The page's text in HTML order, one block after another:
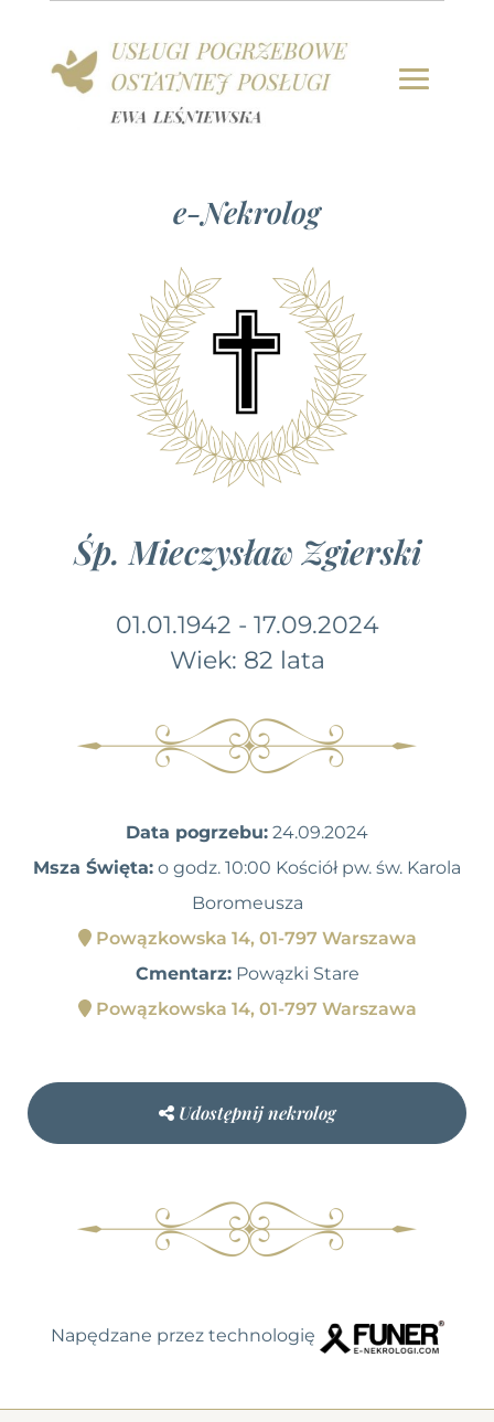
e-Nekrolog
Śp. Mieczysław Zgierski
01.01.1942 - 17.09.2024
Wiek: 82 lata
Data pogrzebu: 24.09.2024
Msza Święta: o godz. 10:00 Kościół pw. św. Karola
Boromeusza
Powązkowska 14, 01-797 Warszawa
Cmentarz:Powązki Stare
Powązkowska 14, 01-797 Warszawa
Udostępnij nekrolog
Napędzane przez technologię